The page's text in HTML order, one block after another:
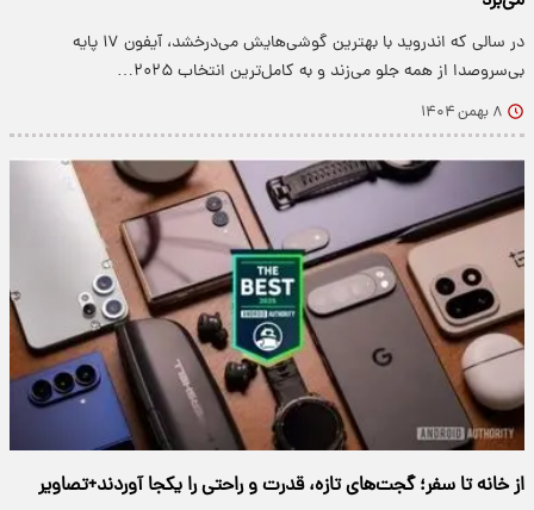
در سالی که اندروید با بهترین گوشی‌هایش می‌درخشد، آیفون ۱۷ پایه
بی‌سروصدا از همه جلو می‌زند و به کامل‌ترین انتخاب ۲۰۲۵…
۸ بهمن ۱۴۰۴
از خانه تا سفر؛ گجت‌های تازه، قدرت و راحتی را یکجا آوردند+تصاویر